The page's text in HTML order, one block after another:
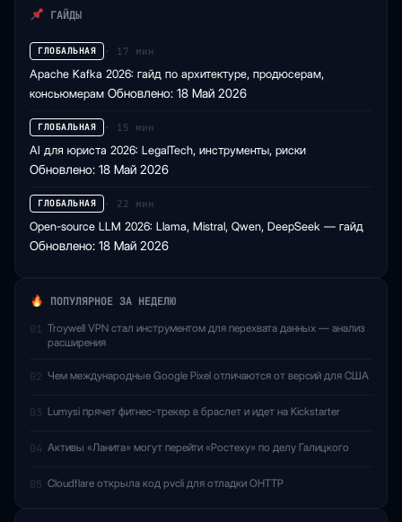
ГАЙДЫ
ГЛОБАЛЬНАЯ · 17 мин
Apache Kafka 2026: гайд по архитектуре, продюсерам,
консьюмерам Обновлено: 18 Май 2026
ГЛОБАЛЬНАЯ · 15 мин
AI для юриста 2026: LegalTech, инструменты, риски
Обновлено: 18 Май 2026
ГЛОБАЛЬНАЯ · 22 мин
Open-source LLM 2026: Llama, Mistral, Qwen, DeepSeek — гайд
Обновлено: 18 Май 2026
ПОПУЛЯРНОЕ ЗА НЕДЕЛЮ
01 Troywell VPN стал инструментом для перехвата данных — анализ
расширения
02 Чем международные Google Pixel отличаются от версий для США
03 Lumysi прячет фитнес-трекер в браслет и идет на Kickstarter
04 Активы «Ланита» могут перейти «Ростеху» по делу Галицкого
05 Cloudflare открыла код pvcli для отладки OHTTP